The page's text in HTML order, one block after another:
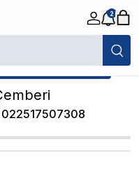
2
yetkili satıcısıdır.
022517507308